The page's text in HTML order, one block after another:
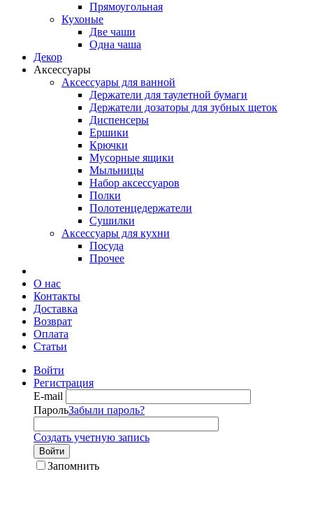
Прямоугольная
Кухоные
Две чаши
Одна чаша
Декор
Аксессуары
Аксессуары для ванной
Держатели для таулетной бумаги
Держатели дозаторы для зубных щеток
Диспенсеры
Ершики
Крючки
Мусорные ящики
Мыльницы
Набор аксессуаров
Полки
Полотенцедержатели
Сушилки
Аксессуары для кухни
Посуда
Прочее
О нас
Контакты
Доставка
Возврат
Оплата
Статьи
Войти
Регистрация
E-mail
ПарольЗабыли пароль?
Создать учетную запись
Войти
Запомнить